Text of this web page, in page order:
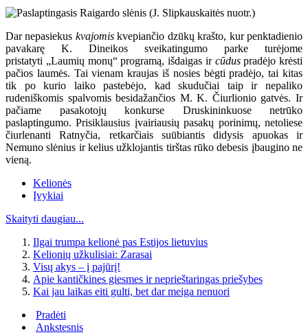
Dar nepasiekus kvajomiskvepiančio dzūkų krašto, kur penktadienio
pavakarę K. Dineikos sveikatingumo parke turėjome
pristatyti „Laumių monų“ programą, išdaigas ir cūduspradėjo krėsti
pačios laumės. Tai vienam kraujas iš nosies bėgti pradėjo, tai kitas
tik po kurio laiko pastebėjo, kad skudučiai taip ir nepaliko
rudeniškomis spalvomis besidažančios M. K. Čiurlionio gatvės. Ir
pačiame pasakotojų konkurse Druskininkuose netrūko
paslaptingumo. Prisiklausius įvairiausių pasakų porinimų, netoliese
čiurlenanti Ratnyčia, retkarčiais suūbiantis didysis apuokas ir
Nemuno slėnius ir kelius užklojantis tirštas rūko debesis įbaugino ne
vieną.
Kelionės
Įvykiai
Skaityti daugiau...
Ilgai trumpa kelionė pas Estijos lietuvius
Kelionių užkulisiai: Zarasai
Visų akys – į pajūrį!
Apie kantičkines giesmes ir neprieštaringas priešybes
Kai jau laikas eiti gulti, bet dar meiga nenuori
Pradėti
Ankstesnis